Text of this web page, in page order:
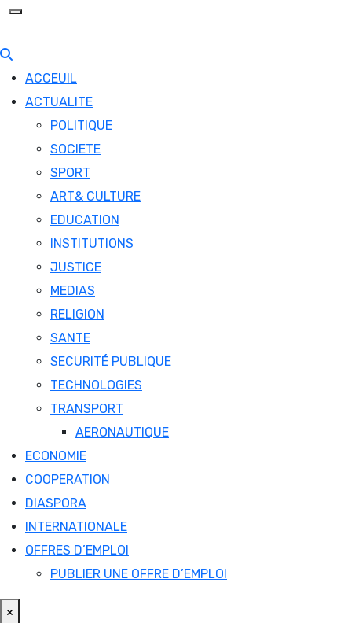
ACCEUIL
ACTUALITE
POLITIQUE
SOCIETE
SPORT
ART& CULTURE
EDUCATION
INSTITUTIONS
JUSTICE
MEDIAS
RELIGION
SANTE
SECURITÉ PUBLIQUE
TECHNOLOGIES
TRANSPORT
AERONAUTIQUE
ECONOMIE
COOPERATION
DIASPORA
INTERNATIONALE
OFFRES D’EMPLOI
PUBLIER UNE OFFRE D’EMPLOI
×